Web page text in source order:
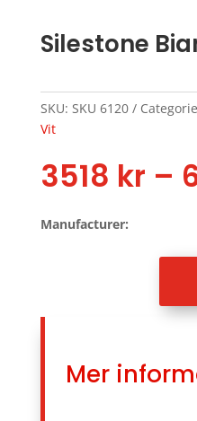
Silestone
SKU: SKU 6120
Vit
3518 kr –
Manufacturer:
Mer